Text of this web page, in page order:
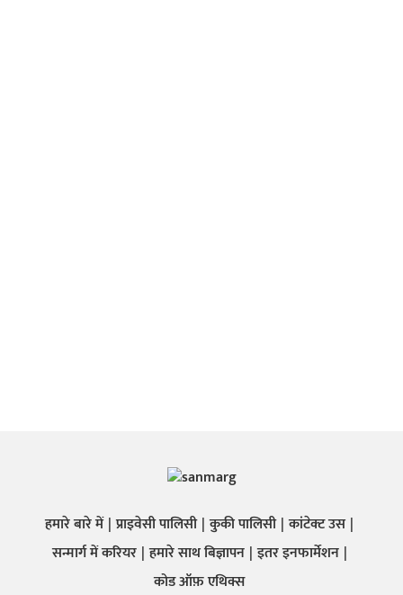
हमारे बारे में प्राइवेसी पालिसी कुकी पालिसी कांटेक्ट उस
सन्मार्ग में करियर हमारे साथ बिज्ञापन इतर इनफार्मेशन
कोड ऑफ़ एथिक्स